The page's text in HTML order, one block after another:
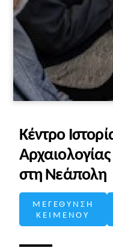
Κέντρο
στη Νεάπολη
ΜΕΓΕΘΥΝΣΗ
ΚΕΙΜΕΝΟΥ